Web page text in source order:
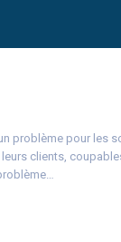
problème pour les
clients,